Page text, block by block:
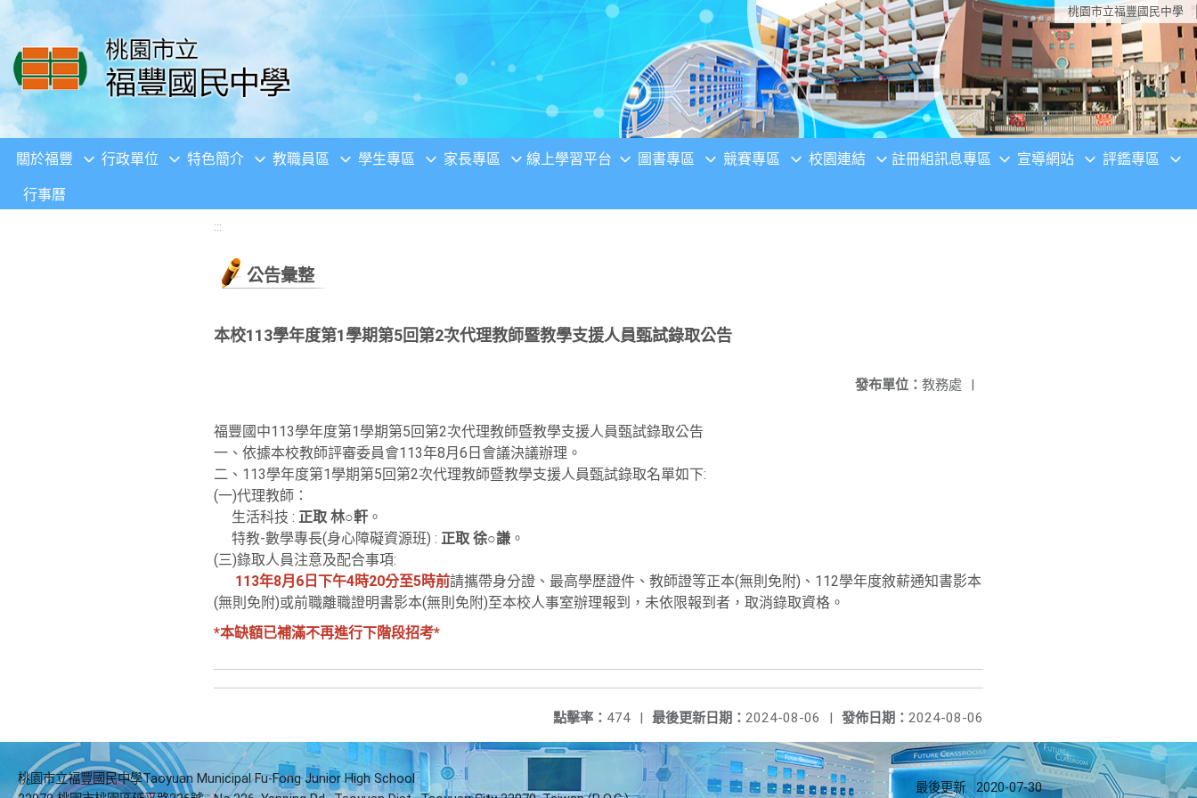
移至網頁之主要內容區位置 桃園市立福豐國民中學
關於福豐 行政單位 特色簡介 教職員區 學生專區 家長專區 線上學習平台 圖書專區 競賽專區 校園連結 註冊組訊息專區 宣導網站 評鑑專區
行事曆
:::
公告彙整
本校113學年度第1學期第5回第2次代理教師暨教學支援人員甄試錄取公告
發布單位： 教務處 |
福豐國中113學年度第1學期第5回第2次代理教師暨教學支援人員甄試錄取公告
一、依據本校教師評審委員會113年8月6日會議決議辦理。
二、113學年度第1學期第5回第2次代理教師暨教學支援人員甄試錄取名單如下:
(一)代理教師：
生活科技 : 正取 林○軒 。
特教-數學專長(身心障礙資源班) : 正取 徐○謙 。
(三)錄取人員注意及配合事項:
113年8月6日下午4時20分至5時前請攜帶身分證、最高學歷證件、教師證等正本(無則免附)、112學年度敘薪通知書影本
(無則免附)或前職離職證明書影本(無則免附)至本校人事室辦理報到，未依限報到者，取消錄取資格。
*本缺額已補滿不再進行下階段招考*
發佈日期： 2024-08-06
最後更新日期： 2024-08-06 |
點擊率： 474 |
桃園市立福豐國民中學Taoyuan Municipal Fu-Fong Junior High School
最後更新 2020-07-30